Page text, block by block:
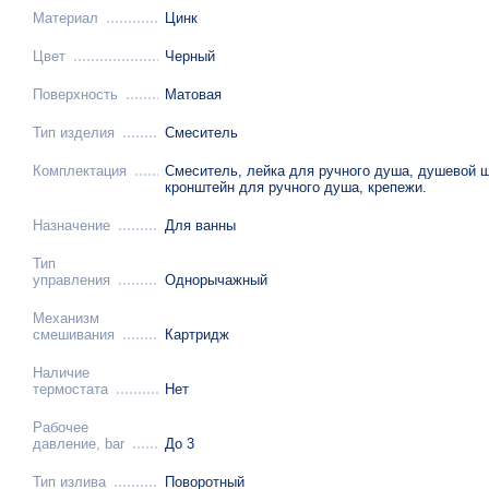
Материал Цинк
Цвет Черный
Поверхность Матовая
Тип изделия Смеситель
Комплектация
Смеситель, лейка для ручного душа, душевой
кронштейн для ручного душа, крепежи.
Назначение Для ванны
Тип
управления
Однорычажный
Механизм
смешивания
Картридж
Наличие
термостата
Нет
Рабочее
давление, bar
До 3
Тип излива Поворотный